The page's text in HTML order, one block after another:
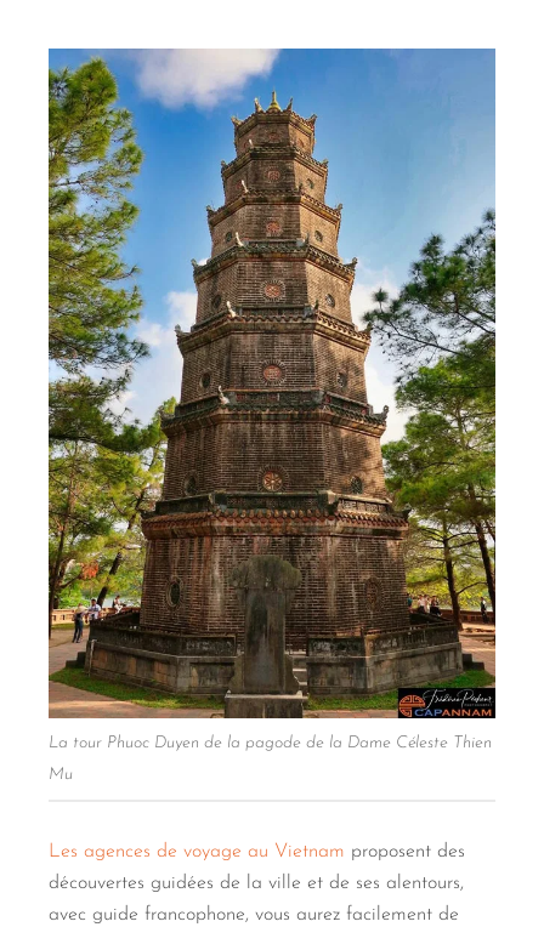
La tour Phuoc Duyen de la pagode de la Dame Céleste Thien
Mu
Les agences de voyage au Vietnam proposent des
découvertes guidées de la ville et de ses alentours,
avec guide francophone, vous aurez facilement de